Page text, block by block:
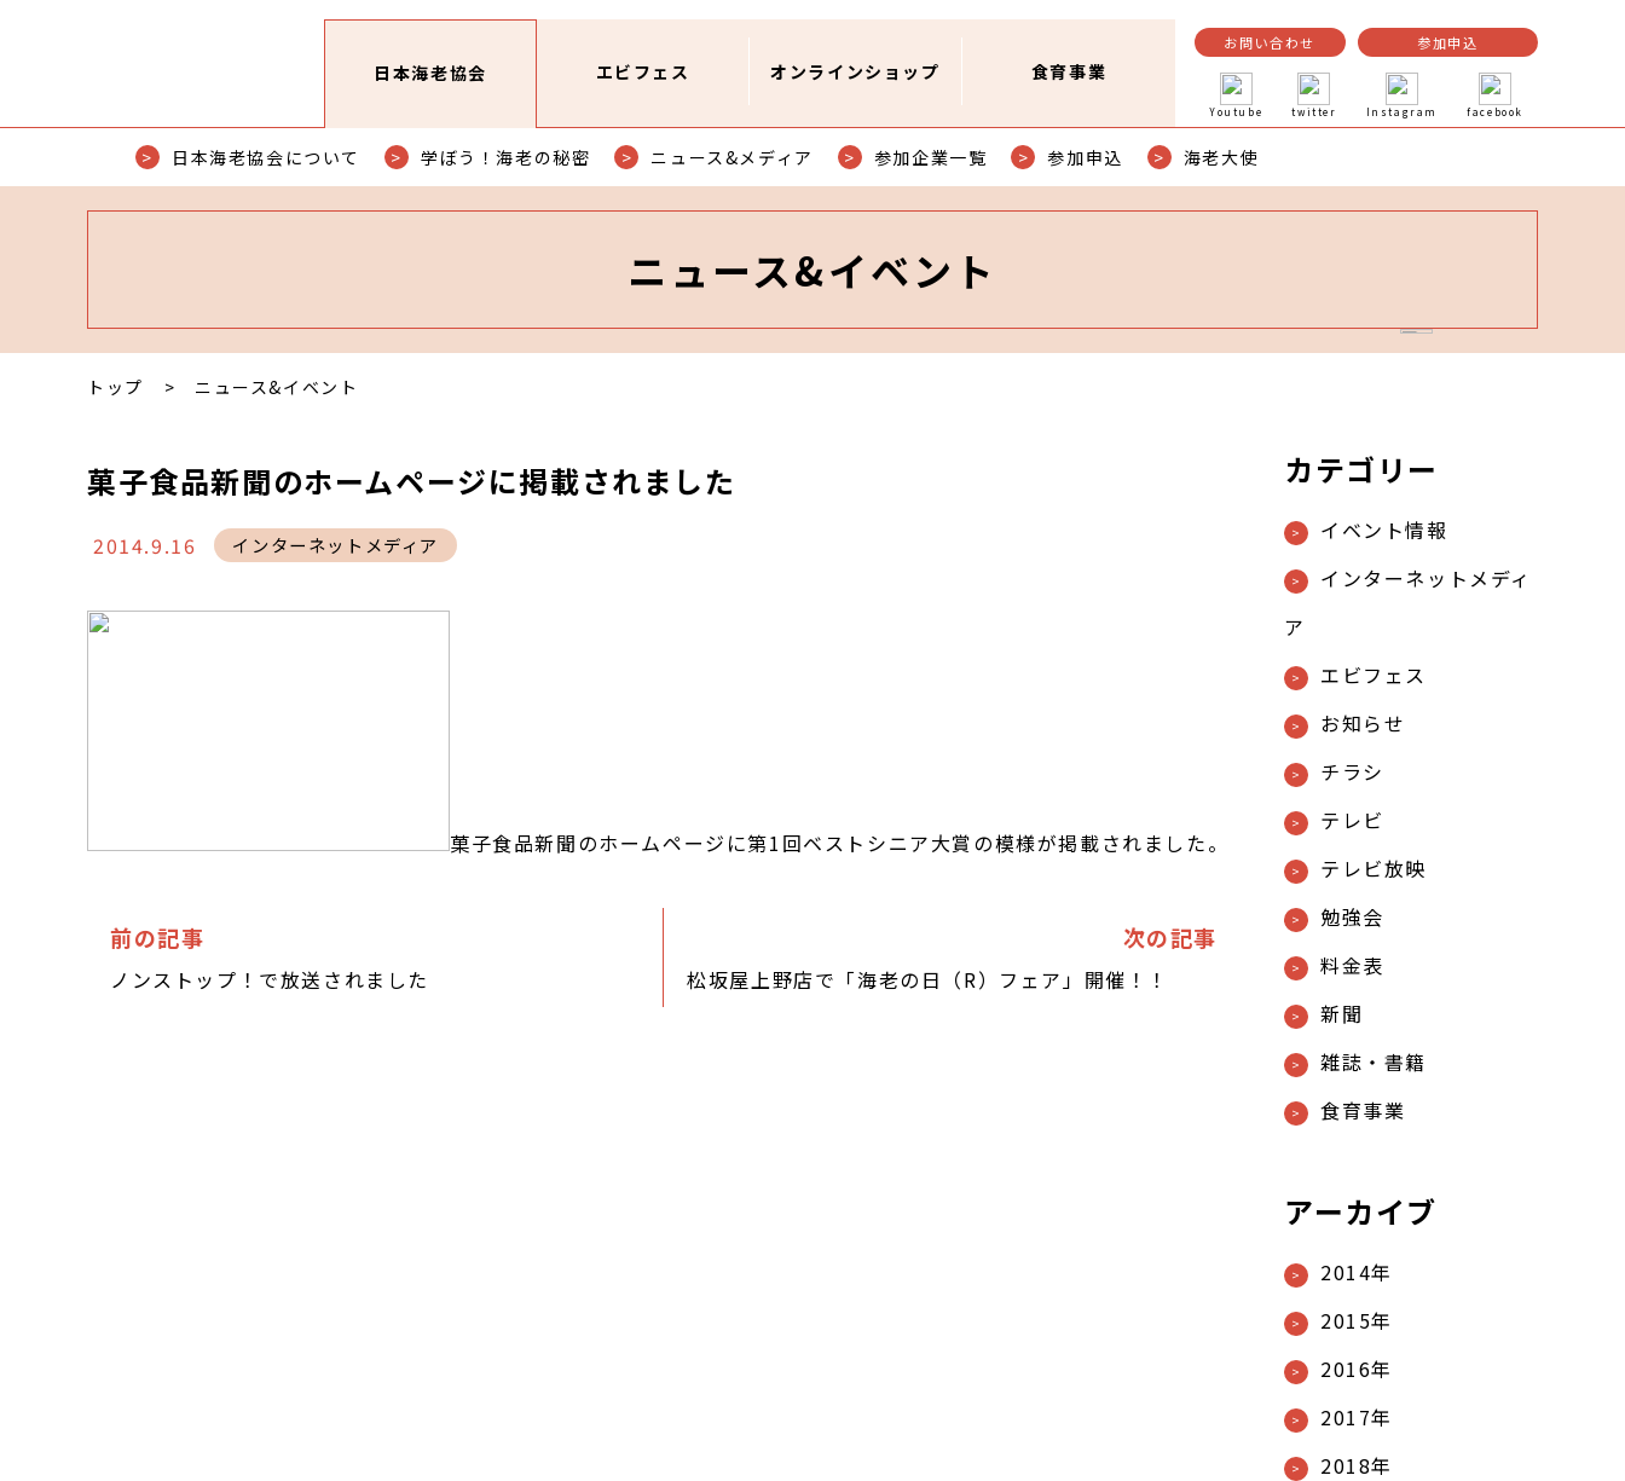
日本海老協会 エビフェス オンラインショップ 食育事業
お問い合わせ 参加申込
Youtube twitter Instagram facebook
日本海老協会について 学ぼう！海老の秘密 ニュース&メディア 参加企業一覧 参加申込 海老大使
ニュース&イベント
トップ ニュース&イベント
菓子食品新聞のホームページに掲載されました
2014.9.16 インターネットメディア
菓子食品新聞のホームページに第1回ベストシニア大賞の模様が掲載されました。
前の記事
ノンストップ！で放送されました
次の記事
松坂屋上野店で「海老の日（R）フェア」開催！！
カテゴリー
イベント情報
インターネットメディ
ア
エビフェス
お知らせ
チラシ
テレビ
テレビ放映
勉強会
料金表
新聞
雑誌・書籍
食育事業
アーカイブ
2014年
2015年
2016年
2017年
2018年